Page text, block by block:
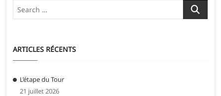
Search
…
ARTICLES RÉCENTS
L’étape du Tour
21 juillet 2026